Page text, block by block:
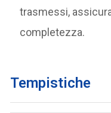
trasmessi,
completezza.
Tempistiche